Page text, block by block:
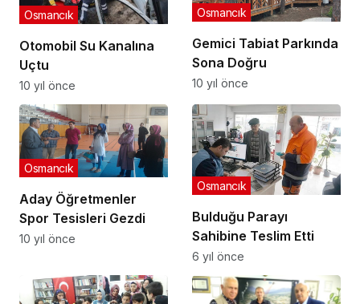
Otomobil Su Kanalına
Uçtu
Osmancık
10 yıl önce
Gemici Tabiat Parkında
Sona Doğru
Osmancık
10 yıl önce
Aday Öğretmenler
Spor Tesisleri Gezdi
Osmancık
10 yıl önce
Bulduğu Parayı
Sahibine Teslim Etti
Osmancık
6 yıl önce